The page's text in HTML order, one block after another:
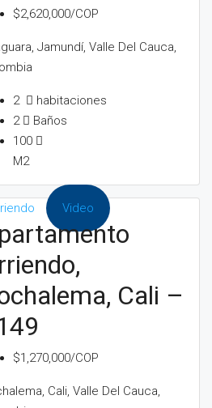
$2,620,000/COP
Jamundí, Valle Del Cauca,
2
habitaciones
2
Baños
100
M2
Video
Cali –
$1,270,000/COP
Cali, Valle Del Cauca,